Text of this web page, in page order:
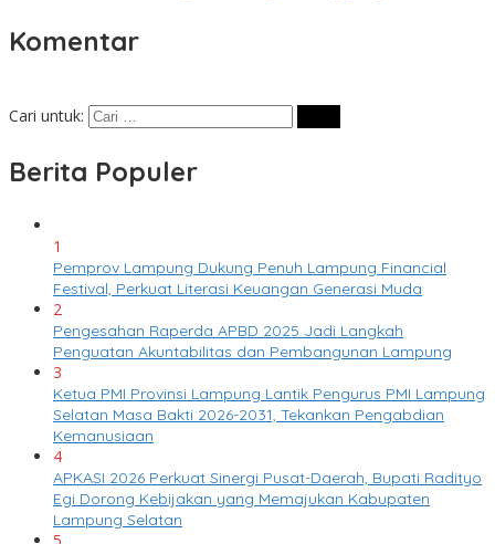
Komentar
Cari untuk:
Berita Populer
1
Pemprov Lampung Dukung Penuh Lampung Financial
Festival, Perkuat Literasi Keuangan Generasi Muda
2
Pengesahan Raperda APBD 2025 Jadi Langkah
Penguatan Akuntabilitas dan Pembangunan Lampung
3
Ketua PMI Provinsi Lampung Lantik Pengurus PMI Lampung
Selatan Masa Bakti 2026-2031, Tekankan Pengabdian
Kemanusiaan
4
APKASI 2026 Perkuat Sinergi Pusat-Daerah, Bupati Radityo
Egi Dorong Kebijakan yang Memajukan Kabupaten
Lampung Selatan